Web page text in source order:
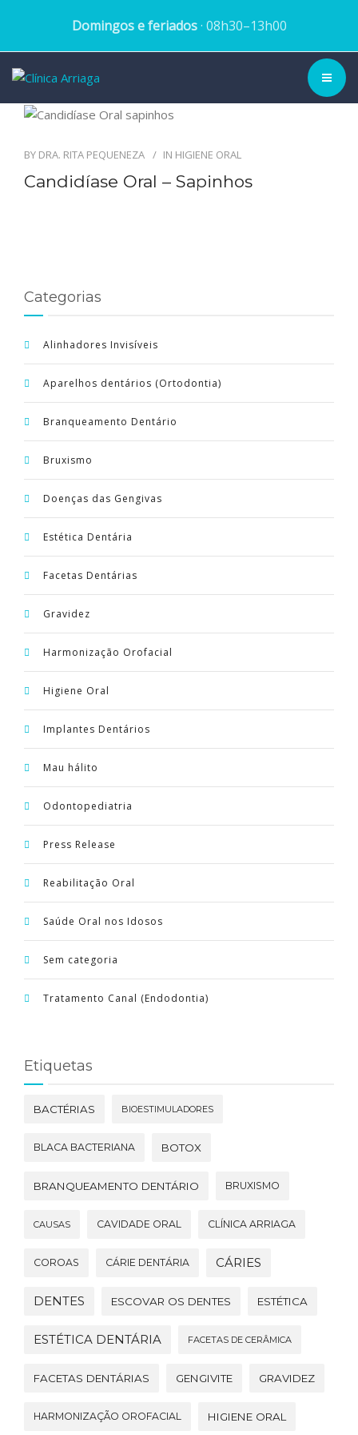
Domingos e feriados· 08h30–13h00
CLÍNICA ▾
HISTÓRIA
BLOG
BY DRA. RITA PEQUENEZA IN HIGIENE ORAL
Candidíase Oral – Sapinhos
Categorias
Alinhadores Invisíveis
Aparelhos dentários (Ortodontia)
Branqueamento Dentário
Bruxismo
Doenças das Gengivas
Estética Dentária
Facetas Dentárias
Gravidez
Harmonização Orofacial
Higiene Oral
Implantes Dentários
Mau hálito
Odontopediatria
Press Release
Reabilitação Oral
Saúde Oral nos Idosos
Sem categoria
Tratamento Canal (Endodontia)
Etiquetas
BACTÉRIAS BIOESTIMULADORES
BLACA BACTERIANA BOTOX
BRANQUEAMENTO DENTÁRIO BRUXISMO
CAUSAS CAVIDADE ORAL CLÍNICA ARRIAGA
COROAS CÁRIE DENTÁRIA CÁRIES
DENTES ESCOVAR OS DENTES ESTÉTICA
ESTÉTICA DENTÁRIA FACETAS DE CERÂMICA
FACETAS DENTÁRIAS GENGIVITE GRAVIDEZ
HARMONIZAÇÃO OROFACIAL HIGIENE ORAL